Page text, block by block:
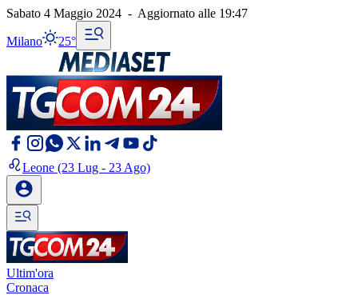
Sabato 4 Maggio 2024 - Aggiornato alle 19:47
Milano 25°
Leone (23 Lug - 23 Ago)
Ultim'ora
Cronaca